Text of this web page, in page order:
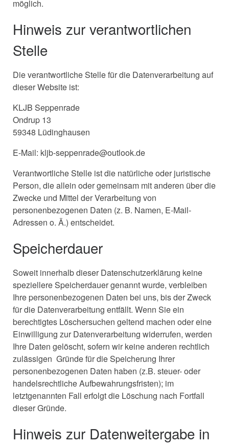
möglich.
Hinweis zur verantwortlichen
Stelle
Die verantwortliche Stelle für die Datenverarbeitung auf
dieser Website ist:
KLJB Seppenrade
Ondrup 13
59348 Lüdinghausen
E-Mail: kljb-seppenrade@outlook.de
Verantwortliche Stelle ist die natürliche oder juristische
Person, die allein oder gemeinsam mit anderen über die
Zwecke und Mittel der Verarbeitung von
personenbezogenen Daten (z. B. Namen, E-Mail-
Adressen o. Ä.) entscheidet.
Speicherdauer
Soweit innerhalb dieser Datenschutzerklärung keine
speziellere Speicherdauer genannt wurde, verbleiben
Ihre personenbezogenen Daten bei uns, bis der Zweck
für die Datenverarbeitung entfällt. Wenn Sie ein
berechtigtes Löschersuchen geltend machen oder eine
Einwilligung zur Datenverarbeitung widerrufen, werden
Ihre Daten gelöscht, sofern wir keine anderen rechtlich
zulässigen Gründe für die Speicherung Ihrer
personenbezogenen Daten haben (z.B. steuer- oder
handelsrechtliche Aufbewahrungsfristen); im
letztgenannten Fall erfolgt die Löschung nach Fortfall
dieser Gründe.
Hinweis zur Datenweitergabe in